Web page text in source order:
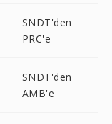
SNDT'den
PRC'e
SNDT'den
AMB'e